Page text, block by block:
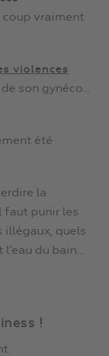
coup vraiment
violences
son gynéco…
été
la
faut punir les
illégaux, quels
l’eau du bain…
!